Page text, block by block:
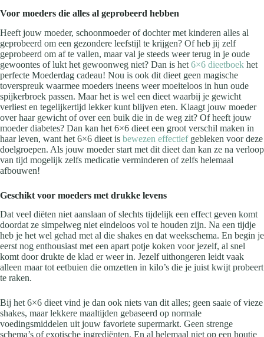
Voor moeders die alles al geprobeerd hebben
Heeft jouw moeder, schoonmoeder of dochter met kinderen alles al
geprobeerd om een gezondere leefstijl te krijgen? Of heb jij zelf
geprobeerd om af te vallen, maar val je steeds weer terug in je oude
gewoontes of lukt het gewoonweg niet? Dan is het 6×6 dieetboek het
perfecte Moederdag cadeau! Nou is ook dit dieet geen magische
toverspreuk waarmee moeders ineens weer moeiteloos in hun oude
spijkerbroek passen. Maar het is wel een dieet waarbij je gewicht
verliest en tegelijkertijd lekker kunt blijven eten. Klaagt jouw moeder
over haar gewicht of over een buik die in de weg zit? Of heeft jouw
moeder diabetes? Dan kan het 6×6 dieet een groot verschil maken in
haar leven, want het 6×6 dieet is bewezen effectiefgebleken voor deze
doelgroepen. Als jouw moeder start met dit dieet dan kan ze na verloop
van tijd mogelijk zelfs medicatie verminderen of zelfs helemaal
afbouwen!
Geschikt voor moeders met drukke levens
Dat veel diëten niet aanslaan of slechts tijdelijk een effect geven komt
doordat ze simpelweg niet eindeloos vol te houden zijn. Na een tijdje
heb je het wel gehad met al die shakes en dat weekschema. En begin je
eerst nog enthousiast met een apart potje koken voor jezelf, al snel
komt door drukte de klad er weer in. Jezelf uithongeren leidt vaak
alleen maar tot eetbuien die omzetten in kilo’s die je juist kwijt probeert
te raken.
Bij het 6×6 dieet vind je dan ook niets van dit alles; geen saaie of vieze
shakes, maar lekkere maaltijden gebaseerd op normale
voedingsmiddelen uit jouw favoriete supermarkt. Geen strenge
schema’s of exotische ingrediënten. En al helemaal niet op een houtje